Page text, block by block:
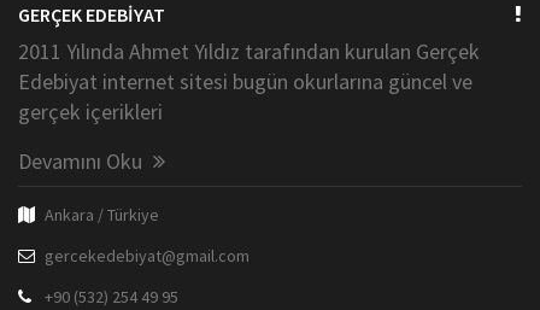
GERÇEK EDEBİYAT
2011 Yılında Ahmet Yıldız tarafından kurulan Gerçek
Edebiyat internet sitesi bugün okurlarına güncel ve
gerçek içerikleri
Devamını Oku
Ankara / Türkiye
gercekedebiyat@gmail.com
+90 (532) 254 49 95